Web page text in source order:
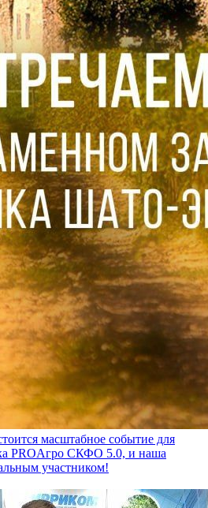
масштабное событие для
PROАгро СКФО 5.0, и наша
участником!